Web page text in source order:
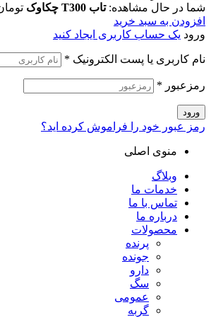
شما در حال مشاهده:تاب T300 چکاوک
افزودن به سبد خرید
ورود یک حساب کاربری ایجاد کنید
نام کاربری یا پست الکترونیک *
رمزعبور *
ورود
رمز عبور خود را فراموش کرده اید؟
منوی اصلی
وبلاگ
خدمات ما
تماس با ما
درباره ما
محصولات
پرنده
جونده
دارو
سگ
عمومی
گربه